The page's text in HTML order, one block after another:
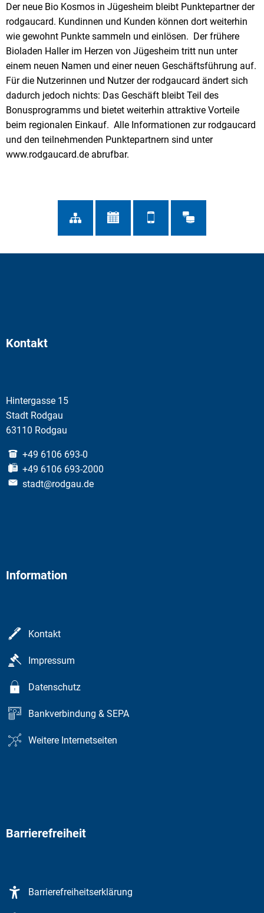
Der neue Bio Kosmos in Jügesheim bleibt Punktepartner der
rodgaucard. Kundinnen und Kunden können dort weiterhin
wie gewohnt Punkte sammeln und einlösen. Der frühere
Bioladen Haller im Herzen von Jügesheim tritt nun unter
einem neuen Namen und einer neuen Geschäftsführung auf.
Für die Nutzerinnen und Nutzer der rodgaucard ändert sich
dadurch jedoch nichts: Das Geschäft bleibt Teil des
Bonusprogramms und bietet weiterhin attraktive Vorteile
beim regionalen Einkauf. Alle Informationen zur rodgaucard
und den teilnehmenden Punktepartnern sind unter
www.rodgaucard.de abrufbar.
Kontakt
Hintergasse 15
Stadt Rodgau
63110 Rodgau
+49 6106 693-0
+49 6106 693-2000
stadt@rodgau.de
Information
Kontakt
Impressum
Datenschutz
Bankverbindung & SEPA
Weitere Internetseiten
Barrierefreiheit
Barrierefreiheitserklärung